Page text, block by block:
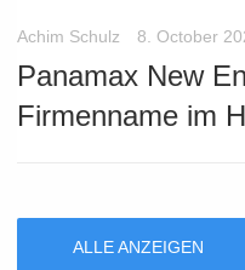
Achim Schulz 8. October
Panamax New
Firmenname im
ALLE ANZEIGEN